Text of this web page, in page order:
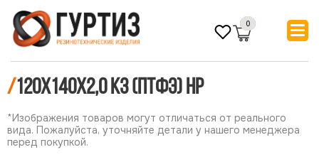
0
/120х140х2,0 КЗ (ПТФЭ) НР
*Изображения товаров могут отличаться от реального
вида. Пожалуйста, уточняйте детали у нашего менеджера
перед покупкой.